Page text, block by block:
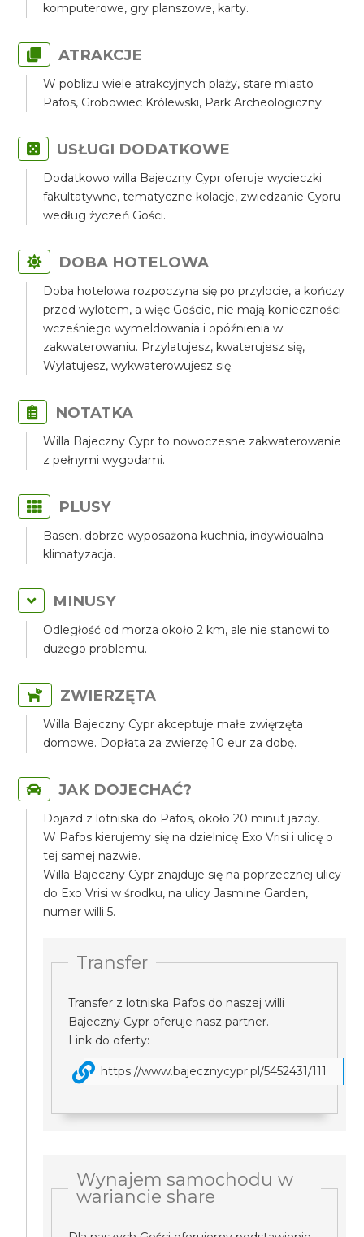
komputerowe, gry planszowe, karty.
ATRAKCJE
W pobliżu wiele atrakcyjnych plaży, stare miasto
Pafos, Grobowiec Królewski, Park Archeologiczny.
USŁUGI DODATKOWE
Dodatkowo willa Bajeczny Cypr oferuje wycieczki
fakultatywne, tematyczne kolacje, zwiedzanie Cypru
według życzeń Gości.
DOBA HOTELOWA
Doba hotelowa rozpoczyna się po przylocie, a kończy
przed wylotem, a więc Goście, nie mają konieczności
wcześniego wymeldowania i opóźnienia w
zakwaterowaniu. Przylatujesz, kwaterujesz się,
Wylatujesz, wykwaterowujesz się.
NOTATKA
Willa Bajeczny Cypr to nowoczesne zakwaterowanie
z pełnymi wygodami.
PLUSY
Basen, dobrze wyposażona kuchnia, indywidualna
klimatyzacja.
MINUSY
Odległość od morza około 2 km, ale nie stanowi to
dużego problemu.
ZWIERZĘTA
Willa Bajeczny Cypr akceptuje małe zwięrzęta
domowe. Dopłata za zwierzę 10 eur za dobę.
JAK DOJECHAĆ?
Dojazd z lotniska do Pafos, około 20 minut jazdy.
W Pafos kierujemy się na dzielnicę Exo Vrisi i ulicę o
tej samej nazwie.
Willa Bajeczny Cypr znajduje się na poprzecznej ulicy
do Exo Vrisi w środku, na ulicy Jasmine Garden,
numer willi 5.
Transfer
Transfer z lotniska Pafos do naszej willi
Bajeczny Cypr oferuje nasz partner.
Link do oferty:
https://www.bajecznycypr.pl/5452431/111
Wynajem samochodu w
wariancie share